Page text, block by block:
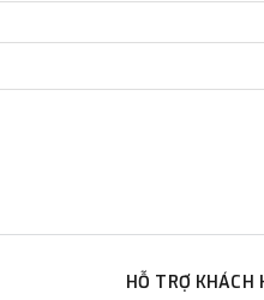
HỖ TRỢ KHÁCH